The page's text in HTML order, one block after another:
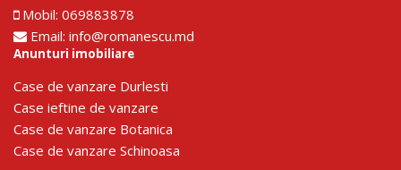
Mobil: 069883878
Email: info@romanescu.md
Anunturi imobiliare
Сase de vanzare Durlesti
Сase ieftine de vanzare
Сase de vanzare Botanica
Сase de vanzare Schinoasa